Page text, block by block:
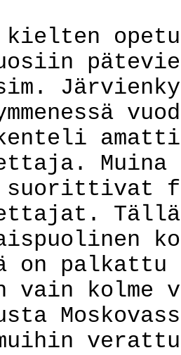
Muina
suorittivat
on
vain kolme